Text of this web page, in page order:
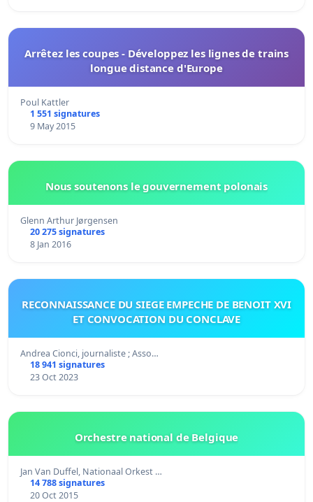
Arrêtez les coupes - Développez les lignes de trains
longue distance d'Europe
Poul Kattler
1 551 signatures
9 May 2015
Nous soutenons le gouvernement polonais
Glenn Arthur Jørgensen
20 275 signatures
8 Jan 2016
RECONNAISSANCE DU SIEGE EMPECHE DE BENOIT XVI
ET CONVOCATION DU CONCLAVE
Andrea Cionci, journaliste ; Asso…
18 941 signatures
23 Oct 2023
Orchestre national de Belgique
Jan Van Duffel, Nationaal Orkest …
14 788 signatures
20 Oct 2015